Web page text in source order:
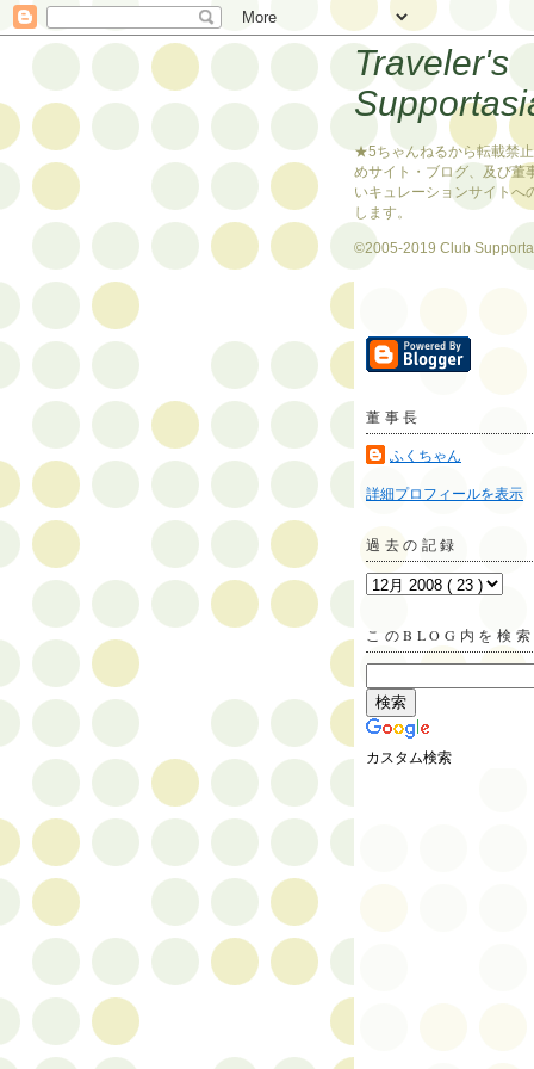
Traveler's
★5ちゃんねるから転載禁
めサイト・ブログ、及び董
いキュレーションサイトへ
します。
©2005-2019 Club
董事長
ふくちゃん
詳細プロフィールを表示
過去の記録
このBLOG内を検索
カスタム検索